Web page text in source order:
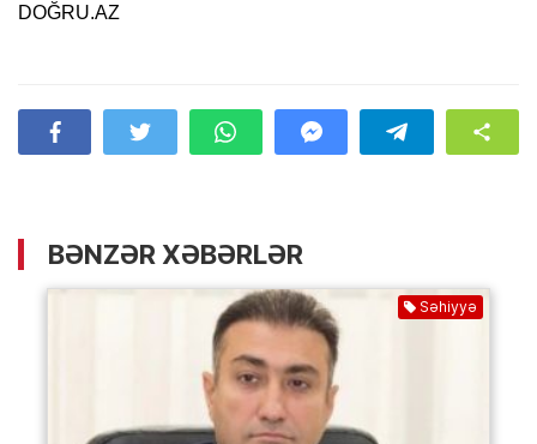
DOĞRU.AZ
BƏNZƏR XƏBƏRLƏR
Səhiyyə